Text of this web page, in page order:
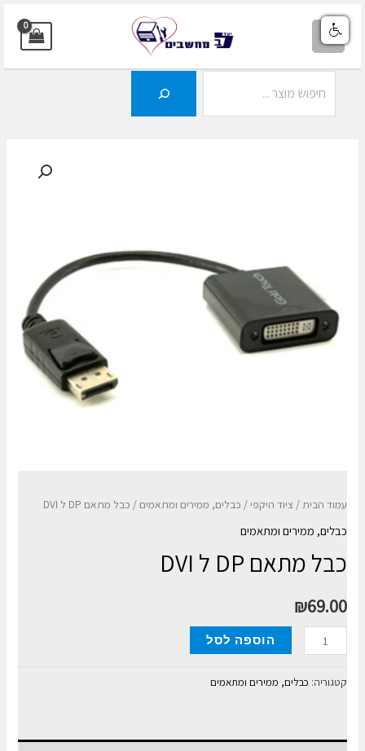
דילוג
לתוכן
MAIN
עמוד הבית/ ציוד היקפי/ כבלים, ממירים ומתאמים / כבל מתאם DP ל DVI
כבלים, ממירים ומתאמים
כבל מתאם DP ל DVI
₪69.00
כמות
של
כבל
ל
הוספה לסל
קטגוריה: כבלים, ממירים ומתאמים